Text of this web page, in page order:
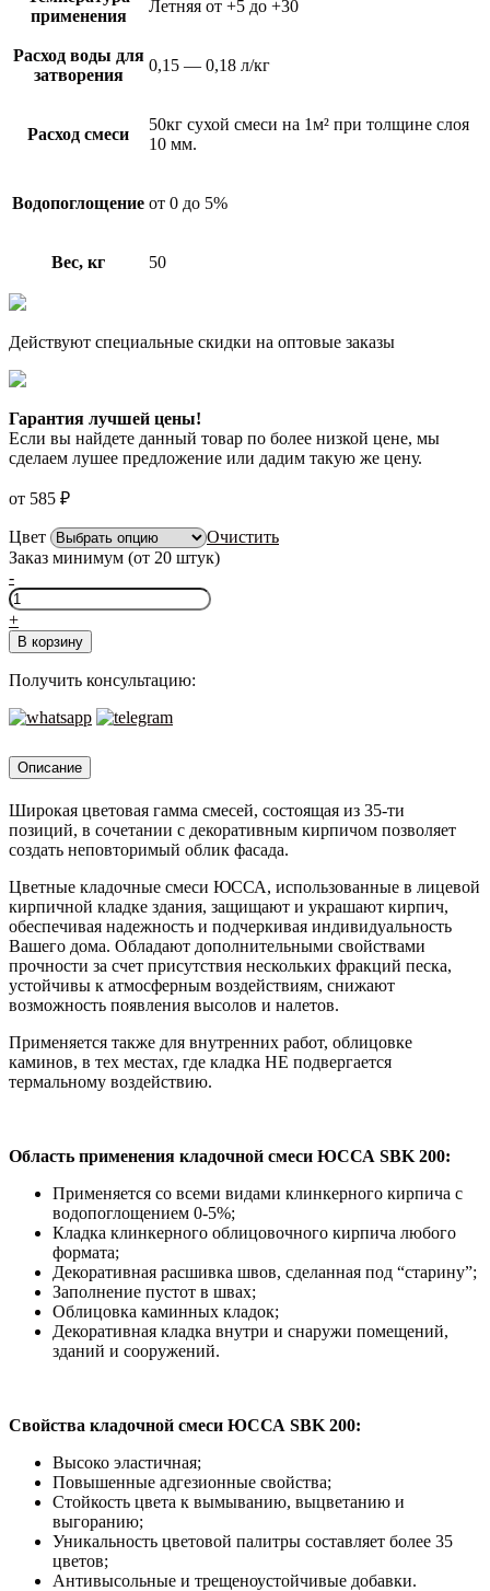
применения
Летняя от +5 до +30
Расход воды для
затворения
0,15 — 0,18 л/кг
Расход смеси
50кг сухой смеси на 1м² при толщине слоя
10 мм.
Водопоглощение от 0 до 5%
Вес, кг 50
Действуют специальные скидки на оптовые заказы
Гарантия лучшей цены!
Если вы найдете данный товар по более низкой цене, мы
сделаем лушее предложение или дадим такую же цену.
от 585 ₽
Цвет
Очистить
Заказ минимум (от 20 штук)
-
Количество
товара
ЮССА
SBK
200,
50кг
+
В корзину
Получить консультацию:
Описание
Широкая цветовая гамма смесей, состоящая из 35-ти
позиций, в сочетании с декоративным кирпичом позволяет
создать неповторимый облик фасада.
Цветные кладочные смеси ЮССА, использованные в лицевой
кирпичной кладке здания, защищают и украшают кирпич,
обеспечивая надежность и подчеркивая индивидуальность
Вашего дома. Обладают дополнительными свойствами
прочности за счет присутствия нескольких фракций песка,
устойчивы к атмосферным воздействиям, снижают
возможность появления высолов и налетов.
Применяется также для внутренних работ, облицовке
каминов, в тех местах, где кладка НЕ подвергается
термальному воздействию.
Область применения кладочной смеси ЮССА SBK 200:
Применяется со всеми видами клинкерного кирпича с
водопоглощением 0-5%;
Кладка клинкерного облицовочного кирпича любого
формата;
Декоративная расшивка швов, сделанная под “старину”;
Заполнение пустот в швах;
Облицовка каминных кладок;
Декоративная кладка внутри и снаружи помещений,
зданий и сооружений.
Свойства кладочной смеси ЮССА SBK 200:
Высоко эластичная;
Повышенные адгезионные свойства;
Стойкость цвета к вымыванию, выцветанию и
выгоранию;
Уникальность цветовой палитры составляет более 35
цветов;
Антивысольные и трещеноустойчивые добавки.